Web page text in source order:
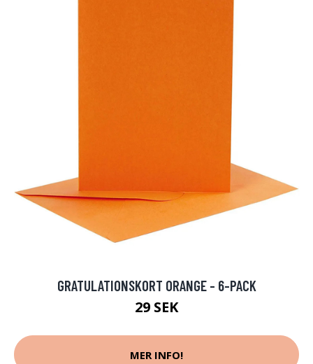
GRATULATIONSKORT ORANGE - 6-PACK
29 SEK
MER INFO!